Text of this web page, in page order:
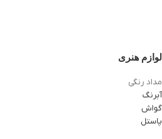
لوازم هنری
مداد رنگی
آبرنگ
گواش
پاستل